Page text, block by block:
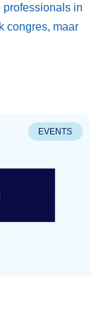
professionals in
congres, maar
EVENTS